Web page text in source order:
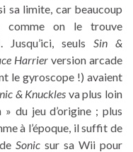
sa limite, car beaucoup
comme on le trouve
seuls Sin &
Harrier version arcade
le gyroscope !) avaient
& Knuckles va plus loin
du jeu d’origine ; plus
à l’époque, il suffit de
Sonic sur sa Wii pour